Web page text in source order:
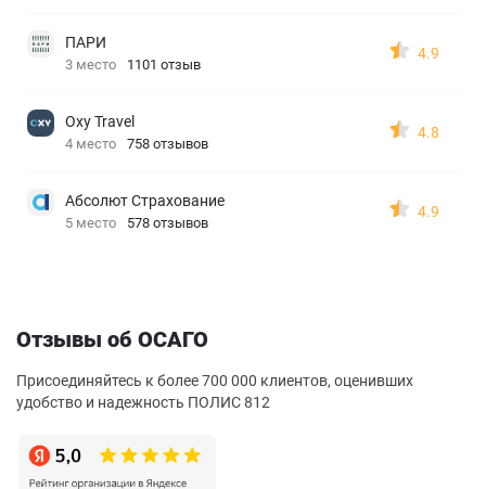
ПАРИ
3 место 1101 отзыв
4.9
Oxy Travel
4 место 758 отзывов
4.8
Абсолют Страхование
5 место 578 отзывов
4.9
Отзывы об ОСАГО
Присоединяйтесь к более 700 000 клиентов, оценивших
удобство и надежность ПОЛИС 812